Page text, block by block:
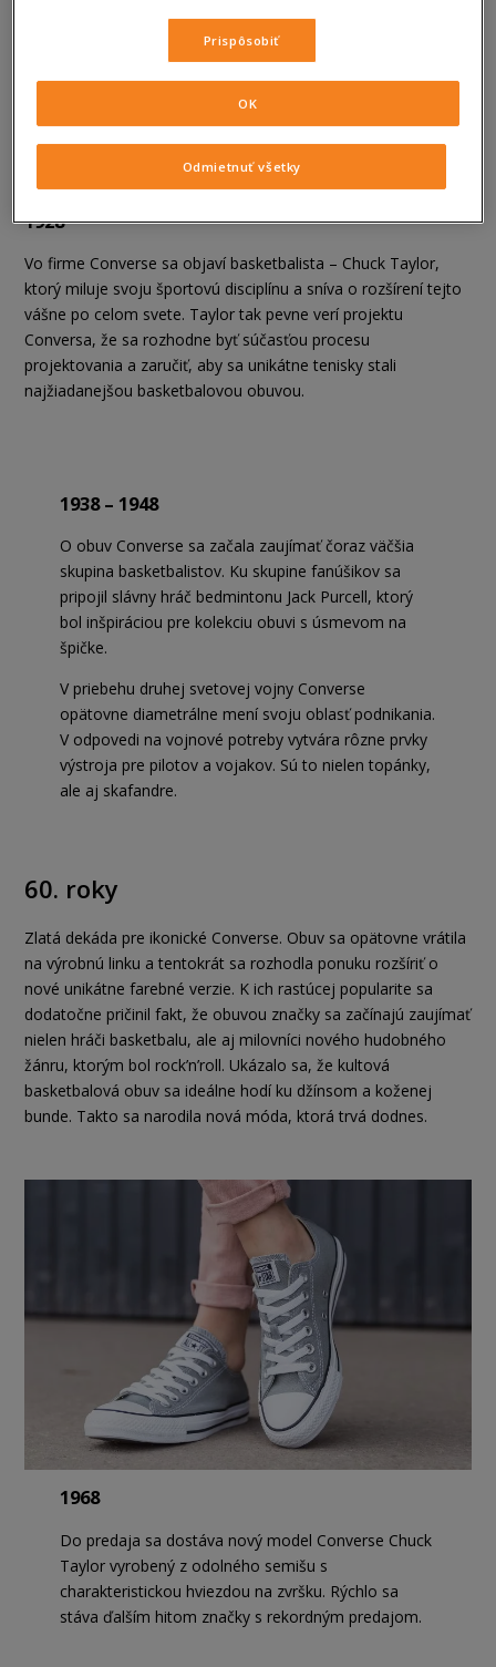
navrhuje obuv inšpirovanú basketbalom, avšak
nemá jasne vyhranenú víziu toho, ako topánka bude
vyzerať. Si je istým len jedným, a to využívaním
vulkanizovanej podrážky.
1928
Vo firme Converse sa objaví basketbalista – Chuck Taylor,
ktorý miluje svoju športovú disciplínu a sníva o rozšírení tejto
vášne po celom svete. Taylor tak pevne verí projektu
Conversa, že sa rozhodne byť súčasťou procesu
projektovania a zaručiť, aby sa unikátne tenisky stali
najžiadanejšou basketbalovou obuvou.
1938 – 1948
O obuv Converse sa začala zaujímať čoraz väčšia
skupina basketbalistov. Ku skupine fanúšikov sa
pripojil slávny hráč bedmintonu Jack Purcell, ktorý
bol inšpiráciou pre kolekciu obuvi s úsmevom na
špičke.
V priebehu druhej svetovej vojny Converse
opätovne diametrálne mení svoju oblasť podnikania.
V odpovedi na vojnové potreby vytvára rôzne prvky
výstroja pre pilotov a vojakov. Sú to nielen topánky,
ale aj skafandre.
60. roky
Zlatá dekáda pre ikonické Converse. Obuv sa opätovne vrátila
na výrobnú linku a tentokrát sa rozhodla ponuku rozšíriť o
nové unikátne farebné verzie. K ich rastúcej popularite sa
dodatočne pričinil fakt, že obuvou značky sa začínajú zaujímať
nielen hráči basketbalu, ale aj milovníci nového hudobného
žánru, ktorým bol rock’n’roll. Ukázalo sa, že kultová
basketbalová obuv sa ideálne hodí ku džínsom a koženej
bunde. Takto sa narodila nová móda, ktorá trvá dodnes.
1968
Do predaja sa dostáva nový model Converse Chuck
Taylor vyrobený z odolného semišu s
charakteristickou hviezdou na zvršku. Rýchlo sa
stáva ďalším hitom značky s rekordným predajom.
Prispôsobiť
Odmietnuť všetky
OK